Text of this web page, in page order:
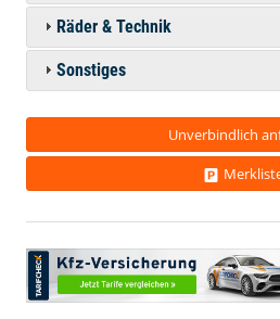
Räder & Technik
Sonstiges
Unverbindlich